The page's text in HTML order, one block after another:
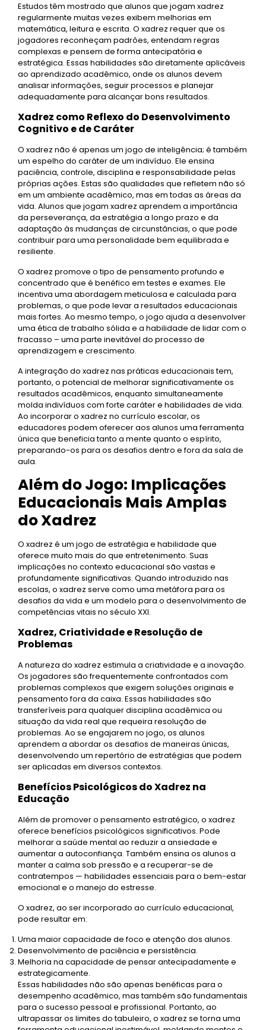
Estudos têm mostrado que alunos que jogam xadrez
regularmente muitas vezes exibem melhorias em
matemática, leitura e escrita. O xadrez requer que os
jogadores reconheçam padrões, entendam regras
complexas e pensem de forma antecipatória e
estratégica. Essas habilidades são diretamente aplicáveis
ao aprendizado acadêmico, onde os alunos devem
analisar informações, seguir processos e planejar
adequadamente para alcançar bons resultados.
Xadrez como Reflexo do Desenvolvimento
Cognitivo e de Caráter
O xadrez não é apenas um jogo de inteligência; é também
um espelho do caráter de um indivíduo. Ele ensina
paciência, controle, disciplina e responsabilidade pelas
próprias ações. Estas são qualidades que refletem não só
em um ambiente acadêmico, mas em todas as áreas da
vida. Alunos que jogam xadrez aprendem a importância
da perseverança, da estratégia a longo prazo e da
adaptação às mudanças de circunstâncias, o que pode
contribuir para uma personalidade bem equilibrada e
resiliente.
O xadrez promove o tipo de pensamento profundo e
concentrado que é benéfico em testes e exames. Ele
incentiva uma abordagem meticulosa e calculada para
problemas, o que pode levar a resultados educacionais
mais fortes. Ao mesmo tempo, o jogo ajuda a desenvolver
uma ética de trabalho sólida e a habilidade de lidar com o
fracasso – uma parte inevitável do processo de
aprendizagem e crescimento.
A integração do xadrez nas práticas educacionais tem,
portanto, o potencial de melhorar significativamente os
resultados acadêmicos, enquanto simultaneamente
molda indivíduos com forte caráter e habilidades de vida.
Ao incorporar o xadrez no currículo escolar, os
educadores podem oferecer aos alunos uma ferramenta
única que beneficia tanto a mente quanto o espírito,
preparando-os para os desafios dentro e fora da sala de
aula.
Além do Jogo: Implicações
Educacionais Mais Amplas
do Xadrez
O xadrez é um jogo de estratégia e habilidade que
oferece muito mais do que entretenimento. Suas
implicações no contexto educacional são vastas e
profundamente significativas. Quando introduzido nas
escolas, o xadrez serve como uma metáfora para os
desafios da vida e um modelo para o desenvolvimento de
competências vitais no século XXI.
Xadrez, Criatividade e Resolução de
Problemas
A natureza do xadrez estimula a criatividade e a inovação.
Os jogadores são frequentemente confrontados com
problemas complexos que exigem soluções originais e
pensamento fora da caixa. Essas habilidades são
transferíveis para qualquer disciplina acadêmica ou
situação da vida real que requeira resolução de
problemas. Ao se engajarem no jogo, os alunos
aprendem a abordar os desafios de maneiras únicas,
desenvolvendo um repertório de estratégias que podem
ser aplicadas em diversos contextos.
Benefícios Psicológicos do Xadrez na
Educação
Além de promover o pensamento estratégico, o xadrez
oferece benefícios psicológicos significativos. Pode
melhorar a saúde mental ao reduzir a ansiedade e
aumentar a autoconfiança. Também ensina os alunos a
manter a calma sob pressão e a recuperar-se de
contratempos — habilidades essenciais para o bem-estar
emocional e o manejo do estresse.
O xadrez, ao ser incorporado ao currículo educacional,
pode resultar em:
Uma maior capacidade de foco e atenção dos alunos.
Desenvolvimento de paciência e persistência.
Melhoria na capacidade de pensar antecipadamente e
estrategicamente.
Essas habilidades não são apenas benéficas para o
desempenho acadêmico, mas também são fundamentais
para o sucesso pessoal e profissional. Portanto, ao
ultrapassar os limites do tabuleiro, o xadrez se torna uma